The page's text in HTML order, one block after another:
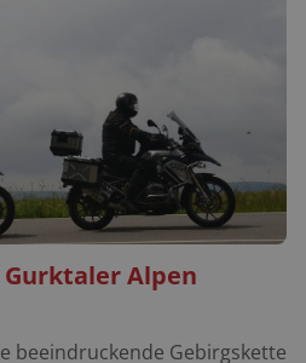
Alpen
beeindruckende Gebirgskette